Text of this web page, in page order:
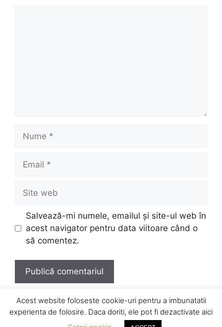
Nume
Email
Site
web
Salvează-mi numele, emailul și site-ul web în
acest navigator pentru data viitoare când o
să comentez.
Acest website foloseste cookie-uri pentru a imbunatatii
experienta de folosire. Daca doriti, ele pot fi dezactivate aici